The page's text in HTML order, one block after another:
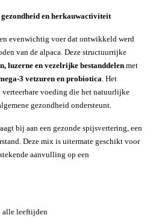
en herkauwactiviteit
evenwichtig voer dat ontwikkeld werd
van de alpaca. Deze structuurrijke
luzerne en vezelrijke bestanddelen met
3 vetzuren en probiotica. Het
verteerbare voeding die het natuurlijke
gezondheid ondersteunt.
bij aan een gezonde spijsvertering, een
Deze mix is uitermate geschikt voor
aanvulling op een
alle leeftijden